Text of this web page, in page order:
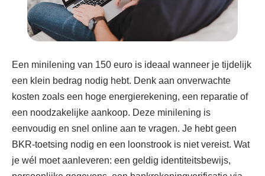
Een minilening van 150 euro is ideaal wanneer je tijdelijk
een klein bedrag nodig hebt. Denk aan onverwachte
kosten zoals een hoge energierekening, een reparatie of
een noodzakelijke aankoop. Deze minilening is
eenvoudig en snel online aan te vragen. Je hebt geen
BKR-toetsing nodig en een loonstrook is niet vereist. Wat
je wél moet aanleveren: een geldig identiteitsbewijs,